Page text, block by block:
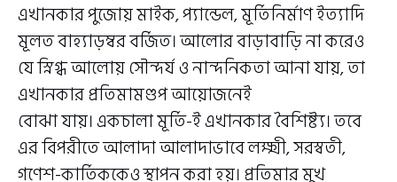
এখানকার পুজোয় মাইক, প্যান্ডেল, মূর্তিনির্মাণ ইত্যাদি
মূলত বাহ্যাড়ম্বর বর্জিত। আলোর বাড়াবাড়ি না করেও
যে স্নিগ্ধ আলোয় সৌন্দর্য ও নান্দনিকতা আনা যায়, তা
এখানকার প্রতিমামণ্ডপ আয়োজনেই
বোঝা যায়। একচালা মূর্তি-ই এখানকার বৈশিষ্ট্য। তবে
এর বিপরীতে আলাদা আলাদাভাবে লক্ষ্মী, সরস্বতী,
গণেশ-কার্তিককেও স্থাপন করা হয়। প্রতিমার মুখ